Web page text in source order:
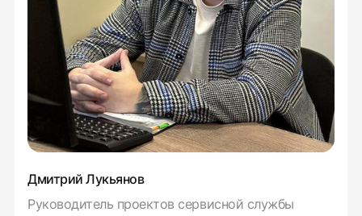
Дмитрий Лукьянов
Руководитель проектов сервисной службы